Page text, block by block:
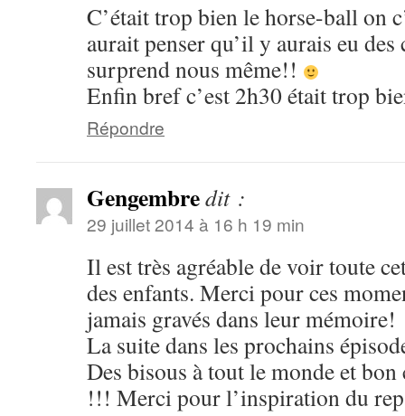
C’était trop bien le horse-ball on
aurait penser qu’il y aurais eu des
surprend nous même!!
Enfin bref c’est 2h30 était trop
Répondre
Gengembredit :
29 juillet 2014 à 16 h 19 min
Il est très agréable de voir toute
des enfants. Merci pour ces
jamais gravés dans leur mémoire!
La suite dans les prochains
Des bisous à tout le monde et
!!! Merci pour l’inspiration du